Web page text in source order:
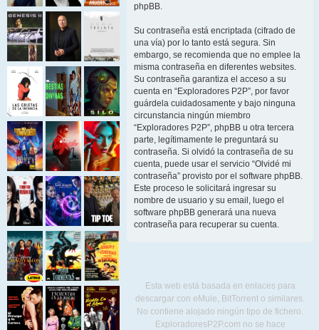
phpBB.
Su contraseña está encriptada (cifrado de
una vía) por lo tanto está segura. Sin
embargo, se recomienda que no emplee la
misma contraseña en diferentes websites.
Su contraseña garantiza el acceso a su
cuenta en “Exploradores P2P”, por favor
guárdela cuidadosamente y bajo ninguna
circunstancia ningún miembro
“Exploradores P2P”, phpBB u otra tercera
parte, legítimamente le preguntará su
contraseña. Si olvidó la contraseña de su
cuenta, puede usar el servicio “Olvidé mi
contraseña” provisto por el software phpBB.
Este proceso le solicitará ingresar su
nombre de usuario y su email, luego el
software phpBB generará una nueva
contraseña para recuperar su cuenta.
Esta web está basada en enlaces para
descargar con eMule, BitTorrent o similares.
No contiene alojado ningún tipo de fichero.
ExploradoresP2P.com no se hace